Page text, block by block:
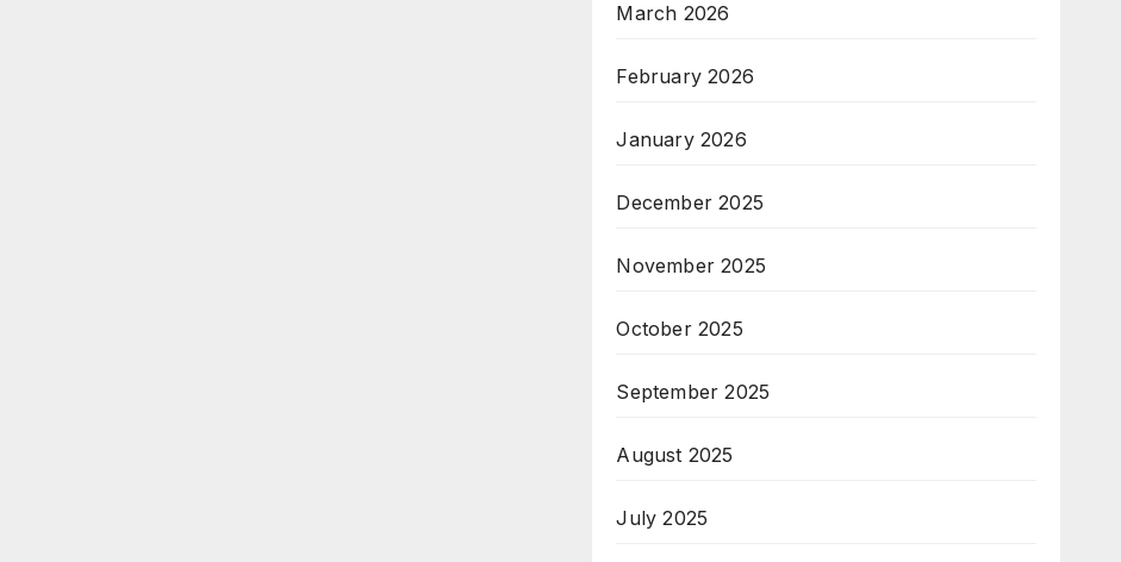
March 2026
February 2026
January 2026
December 2025
November 2025
October 2025
September 2025
August 2025
July 2025